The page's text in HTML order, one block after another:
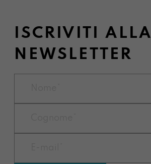
ISCRIVITI ALLA
NEWSLETTER